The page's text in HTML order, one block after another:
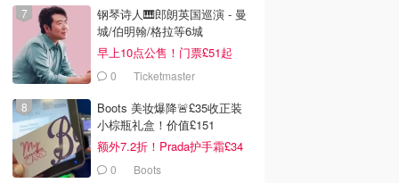
钢琴诗人🎹郎朗英国巡演 - 曼
城/伯明翰/格拉等6城
早上10点公售！门票£51起
0 Ticketmaster
Boots 美妆爆降🚨£35收正装
小棕瓶礼盒！价值£151
额外7.2折！Prada护手霜£34
0 Boots